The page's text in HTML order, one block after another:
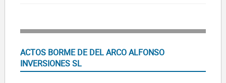
ACTOS BORME DE DEL ARCO ALFONSO
INVERSIONES SL